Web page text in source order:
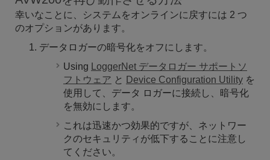
幸いなことに、システムをオンラインに戻すには 2 つ
のオプションがあります。
データロガーの暗号化をオフにします。
Using
LoggerNet データロガー サポートソ
フトウェア と Device Configuration Utility を
使用して
、データ ロガーに接続し、暗号化
を無効にします。
これは迅速かつ効果的ですが、ネットワー
クのセキュリティが低下することに注意し
てください。